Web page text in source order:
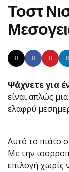
Τοστ
Ψάχνετε για
είναι απλώς
ελαφρύ
Αυτό το πιάτο
Με την
επιλογή χωρίς